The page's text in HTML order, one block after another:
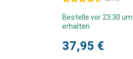
Bestelle vor 23:30 um
erhalten
37,95 €